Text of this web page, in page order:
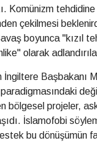
Komünizm
çekilmesi
boyunca "kızıl
olarak
İngiltere Başbakanı
bölgesel projeler,
İslamofobi
bu dönüşümün